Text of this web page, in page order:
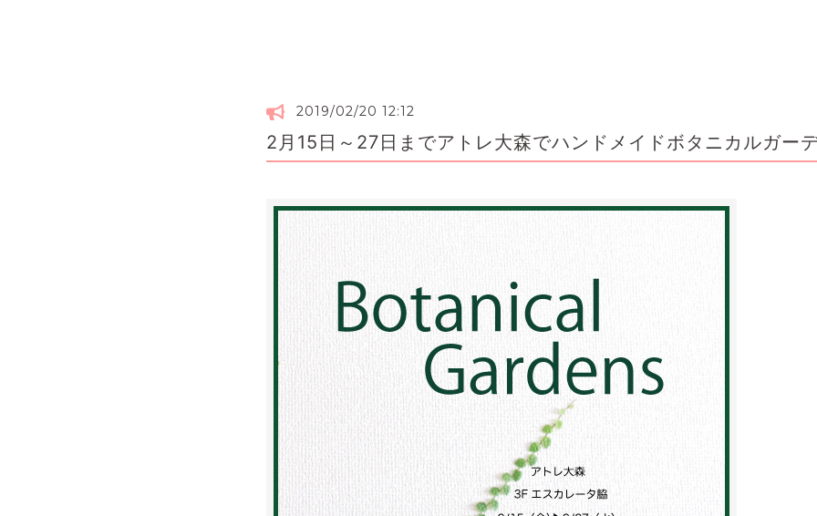
2019/02/20 12:12
2月15日～27日までアトレ大森でハンドメイドボタニカルガー